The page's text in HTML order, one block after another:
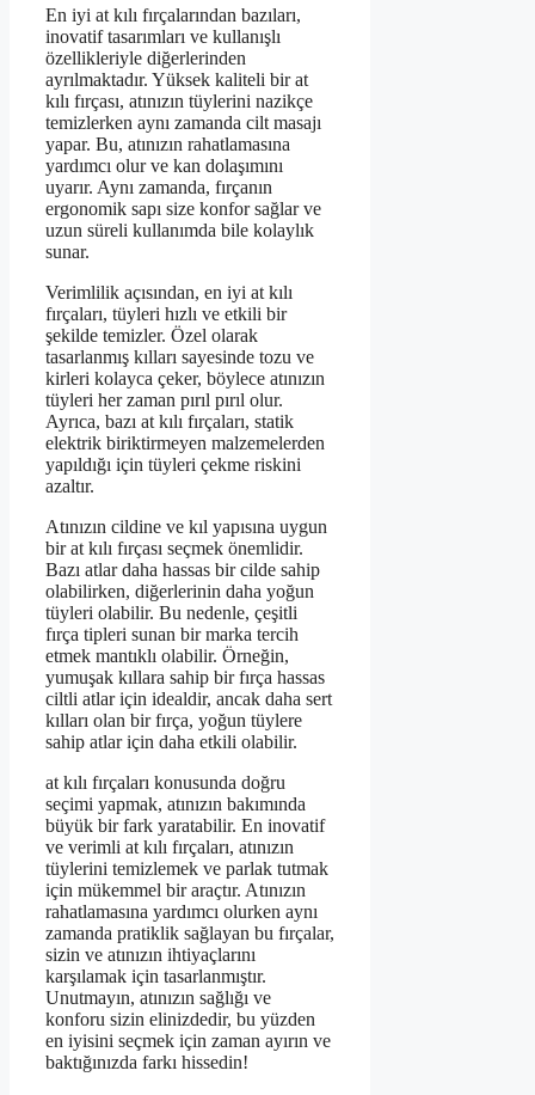
En iyi at kılı fırçalarından bazıları,
inovatif tasarımları ve kullanışlı
özellikleriyle diğerlerinden
ayrılmaktadır. Yüksek kaliteli bir at
kılı fırçası, atınızın tüylerini nazikçe
temizlerken aynı zamanda cilt masajı
yapar. Bu, atınızın rahatlamasına
yardımcı olur ve kan dolaşımını
uyarır. Aynı zamanda, fırçanın
ergonomik sapı size konfor sağlar ve
uzun süreli kullanımda bile kolaylık
sunar.
Verimlilik açısından, en iyi at kılı
fırçaları, tüyleri hızlı ve etkili bir
şekilde temizler. Özel olarak
tasarlanmış kılları sayesinde tozu ve
kirleri kolayca çeker, böylece atınızın
tüyleri her zaman pırıl pırıl olur.
Ayrıca, bazı at kılı fırçaları, statik
elektrik biriktirmeyen malzemelerden
yapıldığı için tüyleri çekme riskini
azaltır.
Atınızın cildine ve kıl yapısına uygun
bir at kılı fırçası seçmek önemlidir.
Bazı atlar daha hassas bir cilde sahip
olabilirken, diğerlerinin daha yoğun
tüyleri olabilir. Bu nedenle, çeşitli
fırça tipleri sunan bir marka tercih
etmek mantıklı olabilir. Örneğin,
yumuşak kıllara sahip bir fırça hassas
ciltli atlar için idealdir, ancak daha sert
kılları olan bir fırça, yoğun tüylere
sahip atlar için daha etkili olabilir.
at kılı fırçaları konusunda doğru
seçimi yapmak, atınızın bakımında
büyük bir fark yaratabilir. En inovatif
ve verimli at kılı fırçaları, atınızın
tüylerini temizlemek ve parlak tutmak
için mükemmel bir araçtır. Atınızın
rahatlamasına yardımcı olurken aynı
zamanda pratiklik sağlayan bu fırçalar,
sizin ve atınızın ihtiyaçlarını
karşılamak için tasarlanmıştır.
Unutmayın, atınızın sağlığı ve
konforu sizin elinizdedir, bu yüzden
en iyisini seçmek için zaman ayırın ve
baktığınızda farkı hissedin!